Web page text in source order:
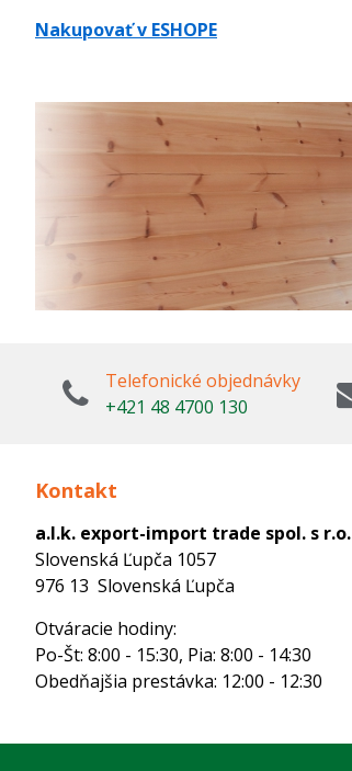
Nakupovaťv ESHOPE
Telefonické objednávky
+421 48 4700 130
Kontakt
a.l.k. export-import trade spol. s r.o.
Slovenská Ľupča 1057
976 13 Slovenská Ľupča
Otváracie hodiny:
Po-Št: 8:00 - 15:30, Pia: 8:00 - 14:30
Obedňajšia prestávka: 12:00 - 12:30